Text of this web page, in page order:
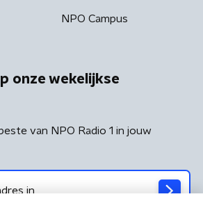
NPO Campus
onze wekelijkse
van NPO Radio 1 in jouw